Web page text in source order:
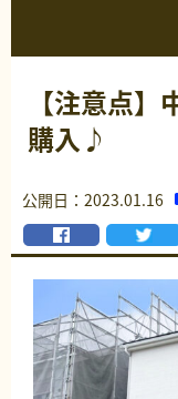
【注意点
購入♪
公開日：2023.01.16